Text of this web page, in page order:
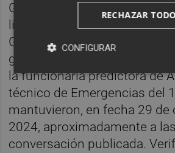
Generalitat Valenciana.
librar oficio al equipo de
Guardia Civil de Llíria a fin de
gestiones oportunas para la
la funcionaria predictora de
técnico de Emergencias del
mantuvieron, en fecha 29 de
2024, aproximadamente a
conversación publicada.
RECHAZAR
CONFIGURAR